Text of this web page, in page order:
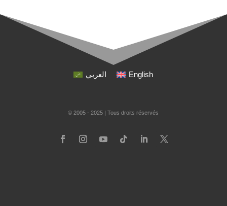
العربي English
© 2005 - 2025 | Tous droits réservés